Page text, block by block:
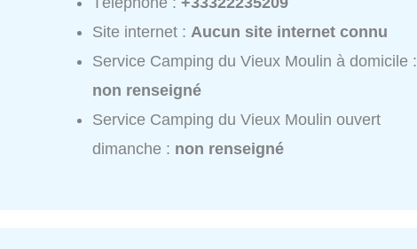
Site internet :Aucun site internet connu
Service Camping du Vieux Moulin à domicile :
non renseigné
Service Camping du Vieux Moulin ouvert
dimanche : non renseigné